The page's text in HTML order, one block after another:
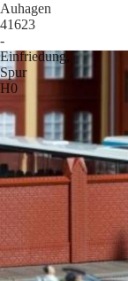
Auhagen
41623
-
Einfriedung,
Spur
H0